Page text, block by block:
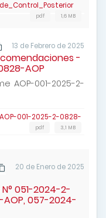
1,6 MB
pdf
13 de Febrero de 2025
-
AOP
AOP-001-2025-2-
001-2025-2-0828-
3,1 MB
pdf
20 de Enero de 2025
051-2024-2-
057-2024-